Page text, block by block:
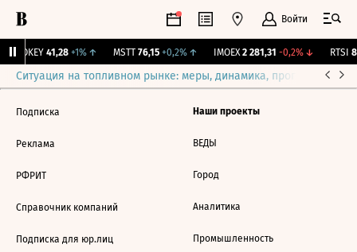
Войти
OKEY 41,28 +1%↑ MSTT 76,15 +0,2%↑ IMOEX 2 281,31 -0,2%↓ RTSI
Ситуация на топливном рынке: меры, динамика, прогнозы
Подписка
Реклама
РФРИТ
Справочник компаний
Подписка для юр.лиц
Наши проекты
ВЕДЫ
Город
Аналитика
Промышленность